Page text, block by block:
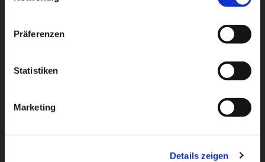
Präferenzen
Statistiken
Marketing
Details zeigen